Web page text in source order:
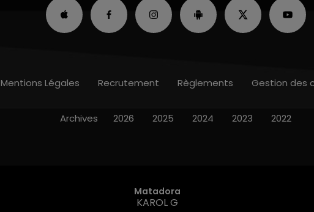
Matadora
KAROL G
Mentions Légales Recrutement Règlements Gestion des
Archives 2026 2025 2024 2023 2022